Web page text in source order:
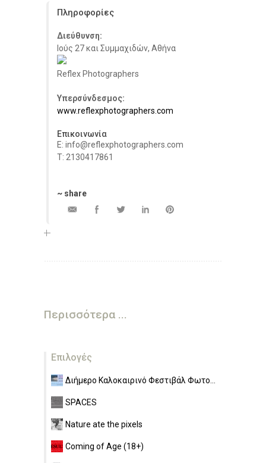
Πληροφορίες
Διεύθυνση:
Ιούς 27 και Συμμαχιδών, Αθήνα
Reflex Photographers
Υπερσύνδεσμος:
www.reflexphotographers.com
Επικοινωνία
E: info@reflexphotographers.com
Τ: 2130417861
~ share
Περισσότερα ...
Επιλογές
Διήμερο Καλοκαιρινό Φεστιβάλ Φωτο...
SPACES
Nature ate the pixels
Coming of Age (18+)